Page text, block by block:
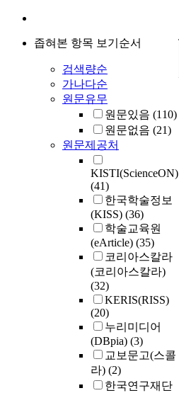
좁혀본 항목 보기순서
검색량순
가나다순
원문유무
원문있음 (110)
원문없음 (21)
원문제공처
KISTI(ScienceON)
(41)
한국학술정보
(KISS) (36)
학술교육원
(eArticle) (35)
코리아스칼라
(코리아스칼라)
(32)
KERIS(RISS)
(20)
누리미디어
(DBpia) (3)
교보문고(스콜
라) (2)
한국연구재단